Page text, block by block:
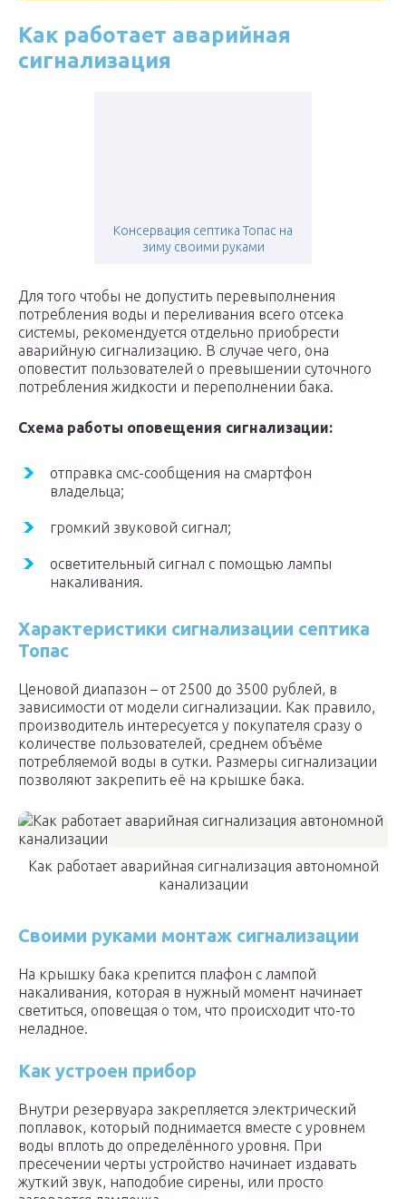
Как работает аварийная
сигнализация
Консервация септика Топас на
зиму своими руками
Для того чтобы не допустить перевыполнения
потребления воды и переливания всего отсека
системы, рекомендуется отдельно приобрести
аварийную сигнализацию. В случае чего, она
оповестит пользователей о превышении суточного
потребления жидкости и переполнении бака.
Схема работы оповещения сигнализации:
отправка смс-сообщения на смартфон
владельца;
громкий звуковой сигнал;
осветительный сигнал с помощью лампы
накаливания.
Характеристики сигнализации септика
Топас
Ценовой диапазон – от 2500 до 3500 рублей, в
зависимости от модели сигнализации. Как правило,
производитель интересуется у покупателя сразу о
количестве пользователей, среднем объёме
потребляемой воды в сутки. Размеры сигнализации
позволяют закрепить её на крышке бака.
Как работает аварийная сигнализация автономной
канализации
Своими руками монтаж сигнализации
На крышку бака крепится плафон с лампой
накаливания, которая в нужный момент начинает
светиться, оповещая о том, что происходит что-то
неладное.
Как устроен прибор
Внутри резервуара закрепляется электрический
поплавок, который поднимается вместе с уровнем
воды вплоть до определённого уровня. При
пресечении черты устройство начинает издавать
жуткий звук, наподобие сирены, или просто